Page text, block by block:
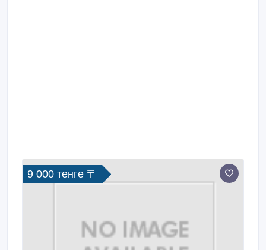
9 000 тенге 〒